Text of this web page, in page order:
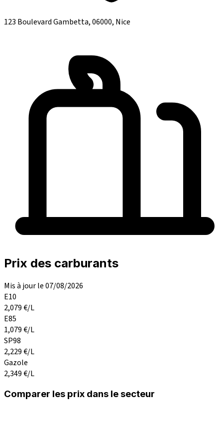
123 Boulevard Gambetta, 06000, Nice
Prix des carburants
Mis à jour le 07/08/2026
E10
2,079€/L
E85
1,079€/L
SP98
2,229€/L
Gazole
2,349€/L
Comparer les prix dans le secteur